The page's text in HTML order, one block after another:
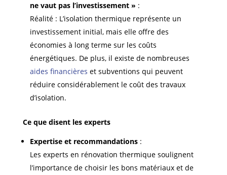
ne vaut pas l’investissement » :
Réalité : L’isolation thermique représente un
investissement initial, mais elle offre des
économies à long terme sur les coûts
énergétiques. De plus, il existe de nombreuses
aides financières et subventions qui peuvent
réduire considérablement le coût des travaux
d’isolation.
Ce que disent les experts
Expertise et recommandations:
Les experts en rénovation thermique soulignent
l’importance de choisir les bons matériaux et de